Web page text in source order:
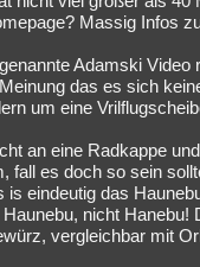
Massig Infos
Adamski Video
das es sich
um eine
an eine Radkappe
fall es doch so sein
is eindeutig das
nicht Hanebu!
vergleichbar mit